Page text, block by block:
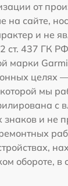
от
на сайте,
и не
ст. 437 ГК
марки
целях
мы
с
и не
обороте, в